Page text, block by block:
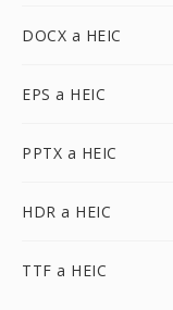
DOCX a HEIC
EPS a HEIC
PPTX a HEIC
HDR a HEIC
TTF a HEIC